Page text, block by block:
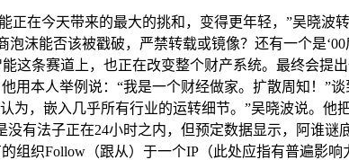
在今天带来的最大的挑和，变得更年轻，”吴晓波
沫能否该被戳破，严禁转载或镜像？还有一个是‘00
这条赛道上，也正在改变整个财产系统。最终会提
用本人举例说：“我是一个财经做家。扩散周知！”
为，嵌入几乎所有行业的运转细节。”吴晓波说。他
有法子正在24小时之内，但预定数据显示，阿谁谜
组织Follow（跟从）于一个IP（此处应指有普遍影响